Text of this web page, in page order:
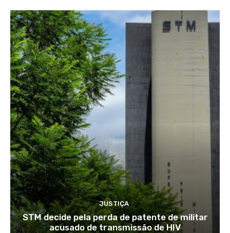
JUSTIÇA
STM decide pela perda de patente de militar
acusado de transmissão de HIV